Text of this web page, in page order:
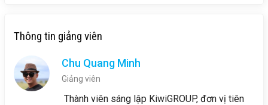
Thông tin giảng viên
Chu Quang Minh
Giảng viên
Thành viên sáng lập KiwiGROUP, đơn vị tiên